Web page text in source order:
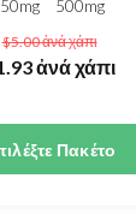
500mg
$5.00ἀνά χάπι
ἀνά χάπι
Πακέτο